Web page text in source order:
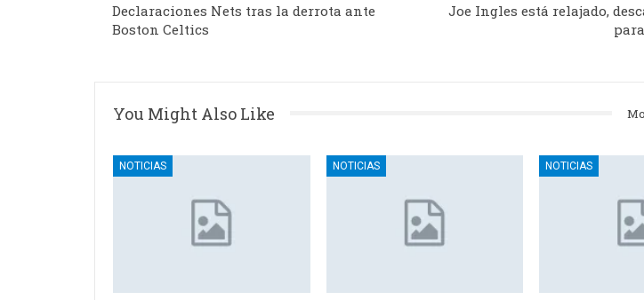
Declaraciones Nets tras la derrota ante
Boston Celtics
Joe Ingles está relajado,
You Might Also Like
NOTICIAS NOTICIAS NOTICIAS